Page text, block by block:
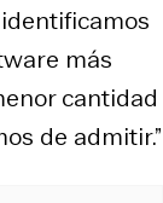
más
cantidad
de admitir.”